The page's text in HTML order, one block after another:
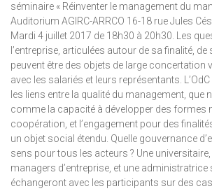
séminaire « Réinventer le management du
Auditorium AGIRC-ARRCO 16-18 rue Jules
Mardi 4 juillet 2017 de 18h30 à 20h30. Les
l’entreprise, articulées autour de sa finalité,
peuvent être des objets de large concertation
avec les salariés et leurs représentants.
les liens entre la qualité du management, que
comme la capacité à développer des formes
coopération, et l’engagement pour des
un objet social étendu. Quelle gouvernance
sens pour tous les acteurs ? Une
managers d’entreprise, et une administratrice
échangeront avec les participants sur des